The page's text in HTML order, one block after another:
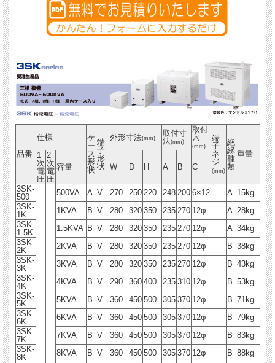
品番
仕様
ケ
ー
ス
形
状
端
子
形
状
外形寸法(mm)
取付寸
法(mm)
取付
穴
(mm)
端
子
ネ
ジ
(mm)
絶
縁
種
類
重量
1
次
電
圧
2
次
電
圧
容量 W D H A B C
3SK-
500
500VA A V 270 250 220 248 200 6×12 A 15kg
3SK-
1K
1KVA B V 280 320 350 235 270 12φ A 28kg
3SK-
1.5K
1.5KVA B V 280 320 350 235 270 12φ A 34kg
3SK-
2K
2KVA B V 280 320 350 235 270 12φ B 38kg
3SK-
3K
3KVA B V 280 320 350 235 270 12φ B 43kg
3SK-
4K
4KVA B V 290 360 400 235 310 12φ B 53kg
3SK-
5K
5KVA B V 360 450 500 305 370 12φ B 71kg
3SK-
6K
6KVA B V 360 450 500 305 370 12φ B 79kg
3SK-
7K
7KVA B V 360 450 500 305 370 12φ B 83kg
3SK-
8K
8KVA B V 360 450 500 305 370 12φ B 88kg